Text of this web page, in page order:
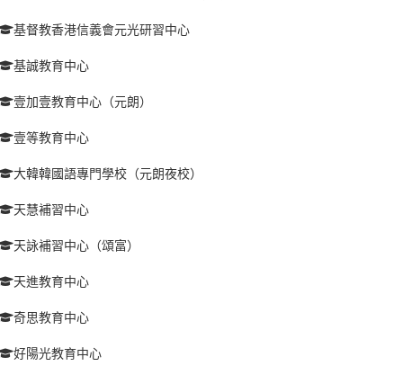
基督教香港信義會元光研習中心
基誠教育中心
壹加壹教育中心（元朗）
壹等教育中心
大韓韓國語專門學校（元朗夜校）
天慧補習中心
天詠補習中心（頌富）
天進教育中心
奇思教育中心
好陽光教育中心